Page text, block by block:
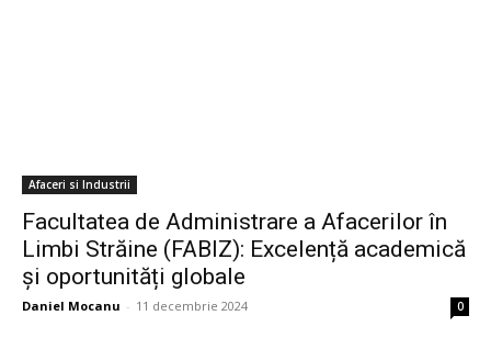
Afaceri si Industrii
Facultatea de Administrare a Afacerilor în
Limbi Străine (FABIZ): Excelență academică
și oportunități globale
Daniel Mocanu - 11 decembrie 2024 0